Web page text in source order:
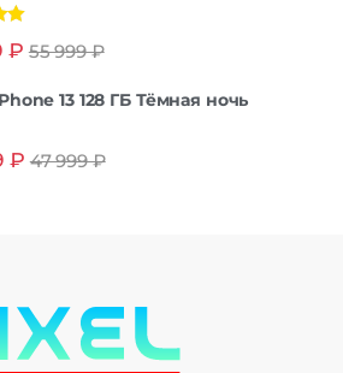
₽ 55 999₽
13 128 ГБ Тёмная ночь
₽ 47 999₽